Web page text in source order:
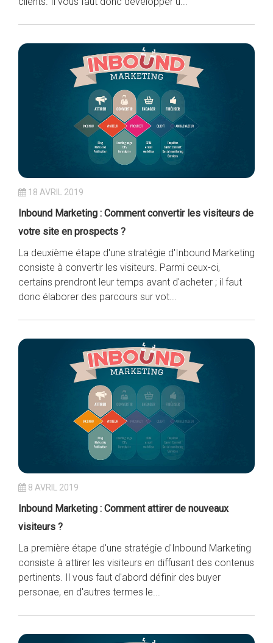
18 AVRIL 2019
Inbound Marketing : Comment convertir les visiteurs de
votre site en prospects ?
La deuxième étape d'une stratégie d'Inbound Marketing
consiste à convertir les visiteurs. Parmi ceux-ci,
certains prendront leur temps avant d'acheter ; il faut
donc élaborer des parcours sur vot...
8 AVRIL 2019
Inbound Marketing : Comment attirer de nouveaux
visiteurs ?
La première étape d'une stratégie d'Inbound Marketing
consiste à attirer les visiteurs en diffusant des contenus
pertinents. Il vous faut d'abord définir des buyer
personae, en d'autres termes le...